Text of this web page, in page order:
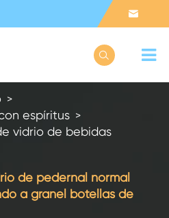


espíritus
vidrio de bebidas
de pedernal normal
a granel botellas de